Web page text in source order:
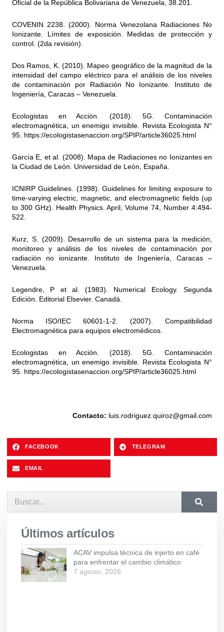
Oficial de la República Bolivariana de Venezuela, 38.201.
COVENIN 2238. (2000). Norma Venezolana Radiaciones No
Ionizante. Límites de exposición. Medidas de protección y
control. (2da revisión).
Dos Ramos, K. (2010). Mapeo geográfico de la magnitud de la
intensidad del campo eléctrico para el análisis de los niveles
de contaminación por Radiación No Ionizante. Instituto de
Ingeniería, Caracas – Venezuela.
Ecologistas en Acción.
(2018). 5G. Contaminación
electromagnética, un enemigo invisible. Revista Ecologista N°
95. https://ecologistasenaccion.org/SPIP/article36025.html
García E, et al. (2008). Mapa de Radiaciones no Ionizantes en
la Ciudad de León. Universidad de León, España.
ICNIRP Guidelines. (1998). Guidelines for limiting exposure to
time-varying electric, magnetic, and electromagnetic fields (up
to 300 GHz). Health Physics. April, Volume 74, Number 4:494-
522.
Kurz, S. (2009). Desarrollo de un sistema para la medición,
monitoreo y análisis de los niveles de contaminación por
radiación no ionizante. Instituto de Ingeniería, Caracas –
Venezuela.
Legendre, P et al. (1983). Numerical Ecology. Segunda
Edición. Editorial Elsevier. Canadá.
Norma ISO/IEC 60601-1-2. (2007). Compatibilidad
Electromagnética para equipos electromédicos.
Ecologistas en Acción. (2018). 5G. Contaminación
electromagnética, un enemigo invisible. Revista Ecologista N°
95. https://ecologistasenaccion.org/SPIP/article36025.html
Contacto: luis.rodriguez.quiroz@gmail.com
FACEBOOK TELEGRAM
EMAIL
Últimos artículos
ACAV impulsa técnica de injerto en café
para enfrentar el cambio climático
7 agosto, 2026